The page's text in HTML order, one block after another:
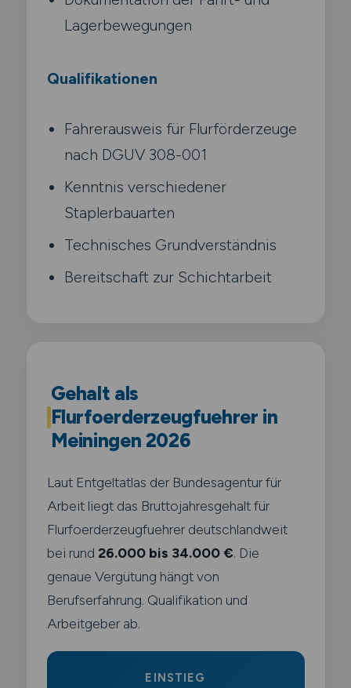
Lagerbewegungen
Qualifikationen
Fahrerausweis für Flurförderzeuge
nach DGUV 308-001
Kenntnis verschiedener
Staplerbauarten
Technisches Grundverständnis
Bereitschaft zur Schichtarbeit
Gehalt als
Flurfoerderzeugfuehrer in
Meiningen 2026
Laut Entgeltatlas der Bundesagentur für
Arbeit liegt das Bruttojahresgehalt für
Flurfoerderzeugfuehrer deutschlandweit
bei rund 26.000 bis 34.000 €. Die
genaue Vergütung hängt von
Berufserfahrung. Qualifikation und
Arbeitgeber ab.
EINSTIEG